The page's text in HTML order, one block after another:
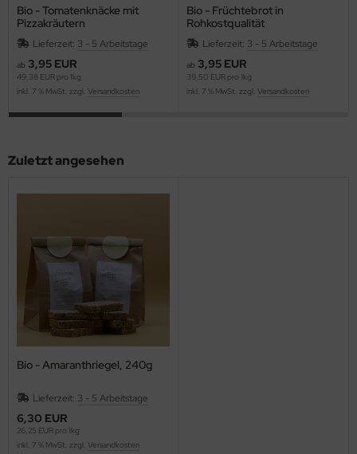
Bio - Tomatenknäcke mit
Pizzakräutern
Lieferzeit: 3 - 5 Arbeitstage
ab 3,95 EUR
49,38 EUR pro 1kg
inkl. 7 % MwSt. zzgl. Versandkosten
Bio - Früchtebrot in
Rohkostqualität
Lieferzeit: 3 - 5 Arbeitstage
ab 3,95 EUR
39,50 EUR pro 1kg
inkl. 7 % MwSt. zzgl. Versandkosten
Zuletzt angesehen
Bio - Amaranthriegel, 240g
Lieferzeit: 3 - 5 Arbeitstage
6,30 EUR
26,25 EUR pro 1kg
inkl. 7 % MwSt. zzgl. Versandkosten